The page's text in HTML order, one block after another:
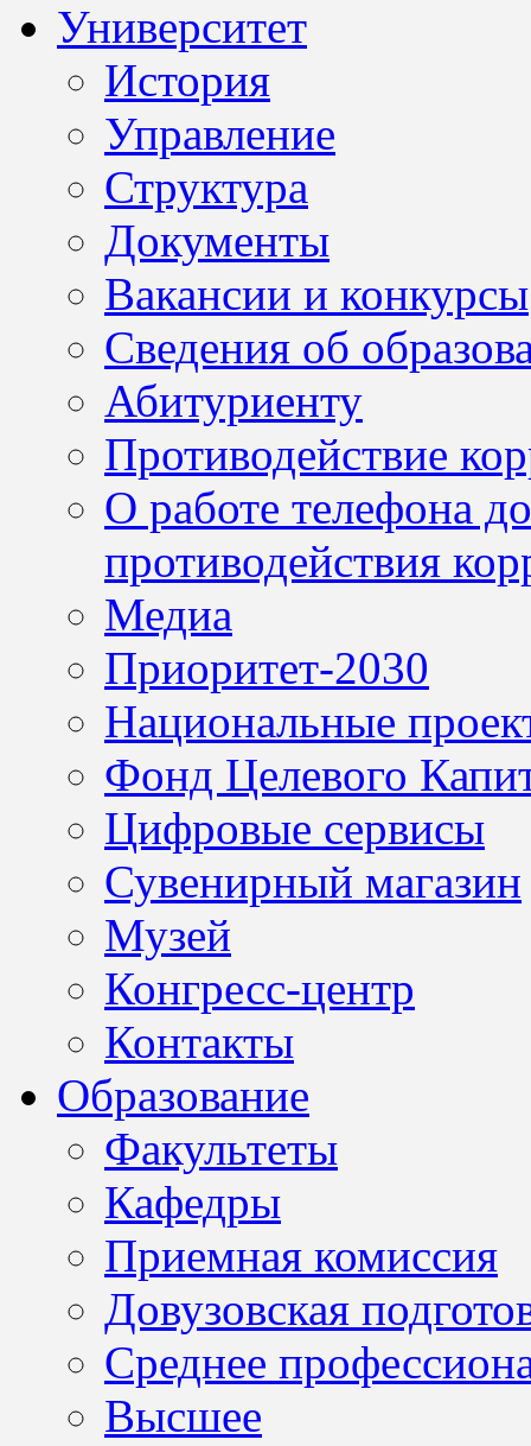
Университет
История
Управление
Структура
Документы
Вакансии и конкурсы
Сведения об
Абитуриенту
Противодействие
О работе телефона
противодействия
Медиа
Приоритет-2030
Национальные
Фонд Целевого
Цифровые сервисы
Сувенирный магазин
Музей
Конгресс-центр
Контакты
Образование
Факультеты
Кафедры
Приемная комиссия
Довузовская
Среднее
Высшее